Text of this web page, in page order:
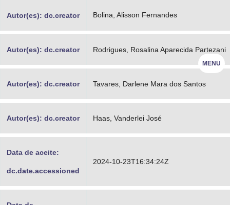
MENU
Autor(es): dc.creator Bolina, Alisson Fernandes
Autor(es): dc.creator Rodrigues, Rosalina Aparecida Partezani
Autor(es): dc.creator Tavares, Darlene Mara dos Santos
Autor(es): dc.creator Haas, Vanderlei José
Data de aceite:
dc.date.accessioned
2024-10-23T16:34:24Z